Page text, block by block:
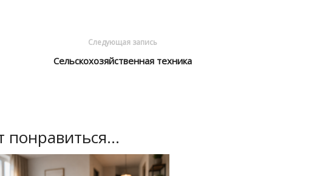
Следующая запись
Сельскохозяйственная техника